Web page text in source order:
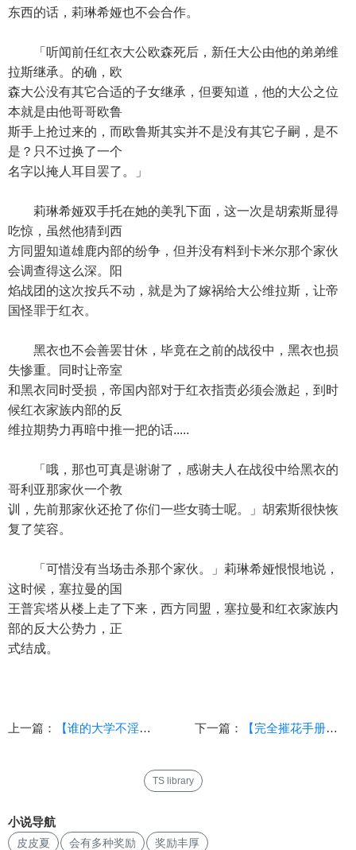
东西的话，莉琳希娅也不会合作。
「听闻前任红衣大公欧森死后，新任大公由他的弟弟维
拉斯继承。的确，欧
森大公没有其它合适的子女继承，但要知道，他的大公之位
本就是由他哥哥欧鲁
斯手上抢过来的，而欧鲁斯其实并不是没有其它子嗣，是不
是？只不过换了一个
名字以掩人耳目罢了。」
莉琳希娅双手托在她的美乳下面，这一次是胡索斯显得
吃惊，虽然他猜到西
方同盟知道雄鹿内部的纷争，但并没有料到卡米尔那个家伙
会调查得这么深。阳
焰战团的这次按兵不动，就是为了嫁祸给大公维拉斯，让帝
国怪罪于红衣。
黑衣也不会善罢甘休，毕竟在之前的战役中，黑衣也损
失惨重。同时让帝室
和黑衣同时受损，帝国内部对于红衣指责必须会激起，到时
候红衣家族内部的反
维拉期势力再暗中推一把的话.....
「哦，那也可真是谢谢了，感谢夫人在战役中给黑衣的
哥利亚那家伙一个教
训，先前那家伙还抢了你们一些女骑士呢。」胡索斯很快恢
复了笑容。
「可惜没有当场击杀那个家伙。」莉琳希娅恨恨地说，
这时候，塞拉曼的国
王普宾塔从楼上走了下来，西方同盟，塞拉曼和红衣家族内
部的反大公势力，正
式结成。
上一篇： 【谁的大学不淫荡？】（86）（校园，乱伦，后宫，青春） 下一篇： 【完全摧花手册外传之巴伦琪亚】（上）
TS library
小说导航
皮皮夏 会有多种奖励 奖励丰厚